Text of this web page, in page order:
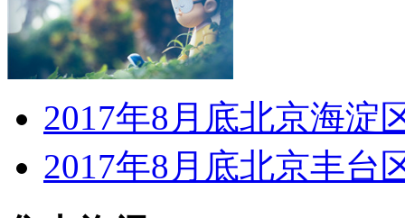
2017年8月底北京海淀
2017年8月底北京丰台